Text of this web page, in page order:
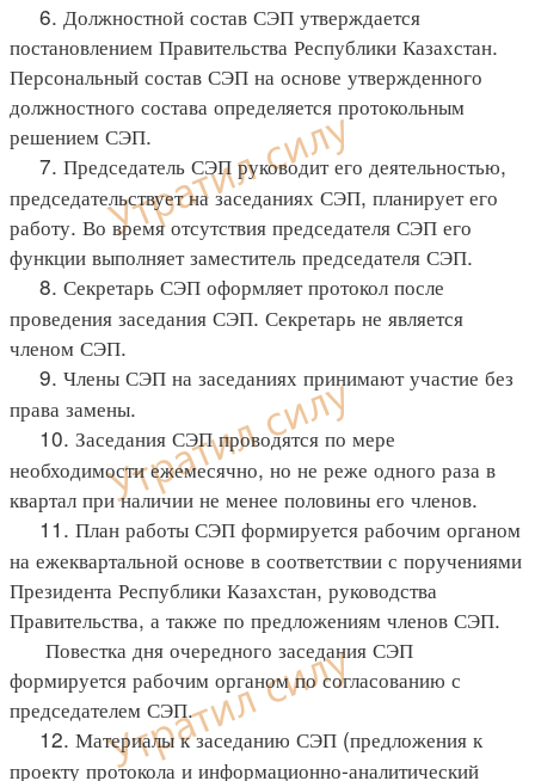
6. Должностной состав СЭП утверждается
постановлением Правительства Республики Казахстан.
Персональный состав СЭП на основе утвержденного
должностного состава определяется протокольным
решением СЭП.
7. Председатель СЭП руководит его деятельностью,
председательствует на заседаниях СЭП, планирует его
работу. Во время отсутствия председателя СЭП его
функции выполняет заместитель председателя СЭП.
8. Секретарь СЭП оформляет протокол после
проведения заседания СЭП. Секретарь не является
членом СЭП.
9. Члены СЭП на заседаниях принимают участие без
права замены.
10. Заседания СЭП проводятся по мере
необходимости ежемесячно, но не реже одного раза в
квартал при наличии не менее половины его членов.
11. План работы СЭП формируется рабочим органом
на ежеквартальной основе в соответствии с поручениями
Президента Республики Казахстан, руководства
Правительства, а также по предложениям членов СЭП.
Повестка дня очередного заседания СЭП
формируется рабочим органом по согласованию с
председателем СЭП.
12. Материалы к заседанию СЭП (предложения к
проекту протокола и информационно-аналитический